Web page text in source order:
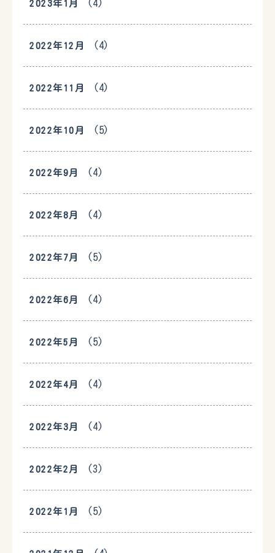
2023年1月 (4)
2022年12月 (4)
2022年11月 (4)
2022年10月 (5)
2022年9月 (4)
2022年8月 (4)
2022年7月 (5)
2022年6月 (4)
2022年5月 (5)
2022年4月 (4)
2022年3月 (4)
2022年2月 (3)
2022年1月 (5)